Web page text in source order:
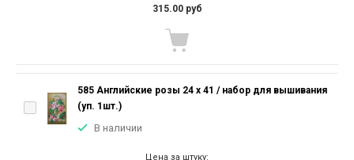
315.00 руб
585 Английские розы 24 х 41 / набор для вышивания
(уп. 1шт.)
В наличии
Цена за штуку: